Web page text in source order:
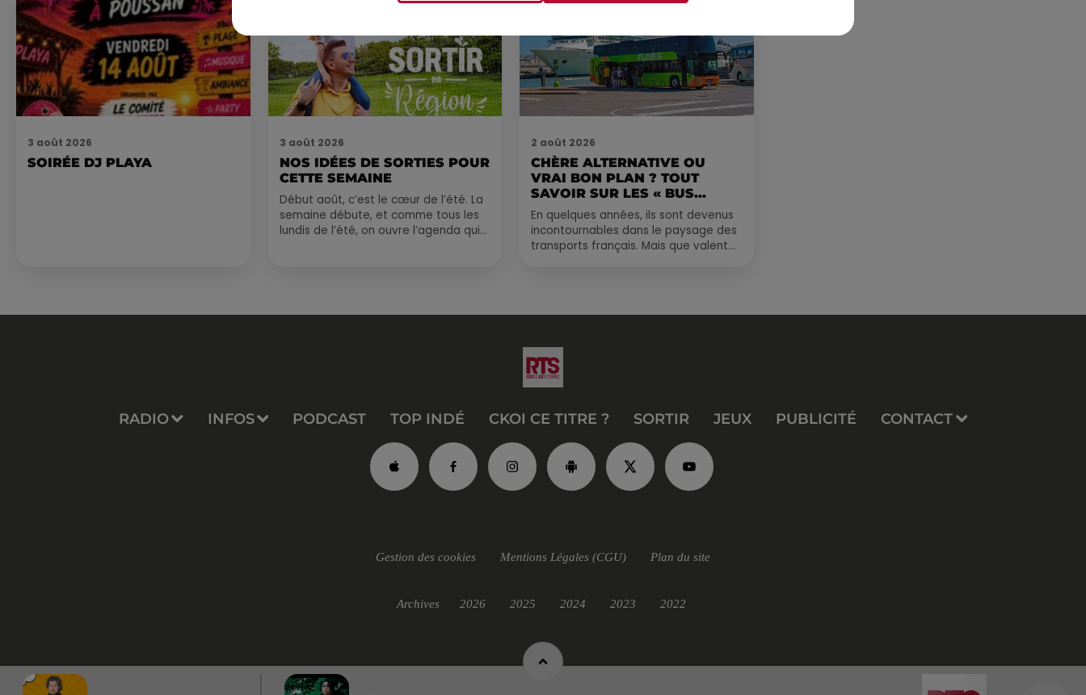
3 août 2026
SOIRÉE DJ PLAYA
3 août 2026
NOS IDÉES DE SORTIES POUR
CETTE SEMAINE
Début août, c’est le cœur de l’été. La
semaine débute, et comme tous les
lundis de l’été, on ouvre l’agenda qui
2 août 2026
CHÈRE ALTERNATIVE OU
VRAI BON PLAN ? TOUT
SAVOIR SUR LES « BUS...
En quelques années, ils sont devenus
incontournables dans le paysage des
transports français. Mais que valent
RADIO INFOS PODCAST TOP INDÉ CKOI CE TITRE ? SORTIR JEUX PUBLICITÉ CONTACT
Gestion des cookies Mentions Légales (CGU) Plan du site
Archives 2026 2025 2024 2023 2022